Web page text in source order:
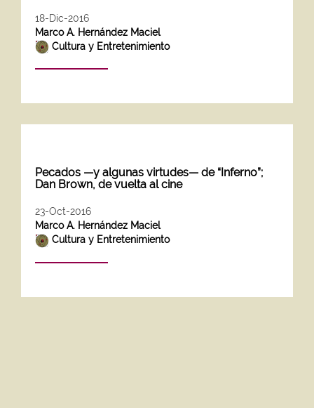
18-Dic-2016
Marco A. Hernández Maciel
Cultura y Entretenimiento
Pecados —y algunas virtudes— de “Inferno”;
Dan Brown, de vuelta al cine
23-Oct-2016
Marco A. Hernández Maciel
Cultura y Entretenimiento